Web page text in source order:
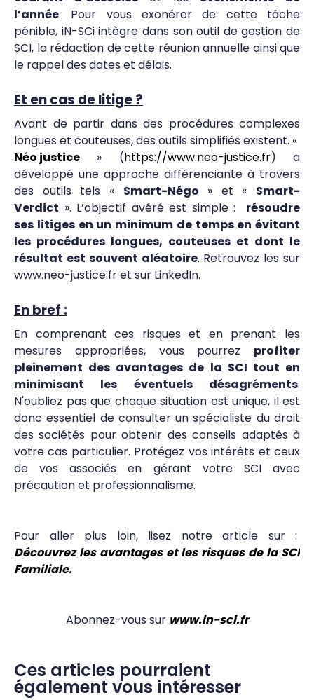
l’année. Pour vous exonérer de cette tâche
pénible, iN-SCi intègre dans son outil de gestion de
SCI, la rédaction de cette réunion annuelle ainsi que
le rappel des dates et délais.
Et en cas de litige ?
Avant de partir dans des procédures complexes
longues et couteuses, des outils simplifiés existent. «
Néo justice » (https://www.neo-justice.fr) a
développé une approche différenciante à travers
des outils tels « Smart-Négo » et « Smart-
Verdict ». L’objectif avéré est simple : résoudre
ses litiges en un minimum de temps en évitant
les procédures longues, couteuses et dont le
résultat est souvent aléatoire. Retrouvez les sur
www.neo-justice.fr et sur LinkedIn.
En bref :
En comprenant ces risques et en prenant les
mesures appropriées, vous pourrez profiter
pleinement des avantages de la SCI tout en
minimisant les éventuels désagréments.
N'oubliez pas que chaque situation est unique, il est
donc essentiel de consulter un spécialiste du droit
des sociétés pour obtenir des conseils adaptés à
votre cas particulier. Protégez vos intérêts et ceux
de vos associés en gérant votre SCI avec
précaution et professionnalisme.
Pour aller plus loin, lisez notre article sur :
Découvrez les avantages et les risques de la SCI
Familiale.
Abonnez-vous sur www.in-sci.fr
Ces articles pourraient
également vous intéresser